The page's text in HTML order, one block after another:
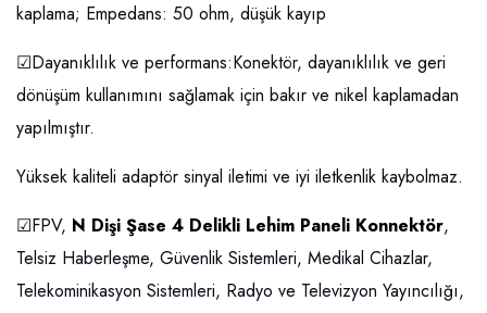
kaplama; Empedans: 50 ohm, düşük kayıp
☑Dayanıklılık ve performans:Konektör, dayanıklılık ve geri
dönüşüm kullanımını sağlamak için bakır ve nikel kaplamadan
yapılmıştır.
Yüksek kaliteli adaptör sinyal iletimi ve iyi iletkenlik kaybolmaz.
☑FPV, N Dişi Şase 4 Delikli Lehim Paneli Konnektör,
Telsiz Haberleşme, Güvenlik Sistemleri, Medikal Cihazlar,
Telekominikasyon Sistemleri, Radyo ve Televizyon Yayıncılığı,